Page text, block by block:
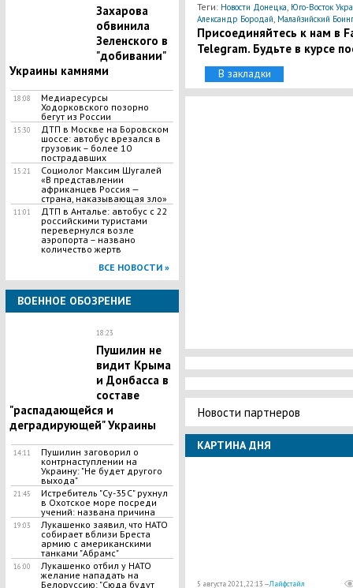
Захарова
обвинила
Зеленского в
"добивании"
Украины камнями
18:08
Медиаресурсы
Ходорковского позорно
бегут из России
15:30
ДТП в Москве на Боровском
шоссе: автобус врезался в
грузовик – более 10
пострадавших
15:21
Социолог Максим Шугалей
«В представлении
африканцев Россия —
страна, наказывающая зло»
11:01
ДТП в Анталье: автобус с 22
российскими туристами
перевернулся возле
аэропорта – названо
количество жертв
ВСЕ НОВОСТИ »
ВОЕННОЕ ОБОЗРЕНИЕ
18:23
Пушилин не
видит Крыма
и Донбасса в
составе
"распадающейся и
деградирующей" Украины
14:11
Пушилин заговорил о
контрнаступлении на
Украину: "Не будет другого
выхода"
21:45
Истребитель "Су-35С" рухнул
в Охотское море посреди
учений: названа причина
19:03
Лукашенко заявил, что НАТО
собирает вблизи Бреста
армию с американскими
танками "Абрамс"
16:00
Лукашенко отбил у НАТО
желание нападать на
Белоруссию: "Сюда будут
Теги: Новости Донецка, Юго-Восток
Александр Бородай, Малайзийский
Присоединяйтесь к нам в
Telegram. Будьте в курсе
В закладки
Новости партнеров
КАРТИНА ДНЯ
5 августа 2021, 22:13 —Лайфстайл